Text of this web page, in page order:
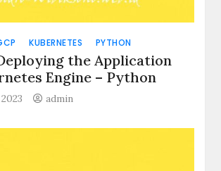
KUBERNETES PYTHON
the Application
Engine – Python
admin